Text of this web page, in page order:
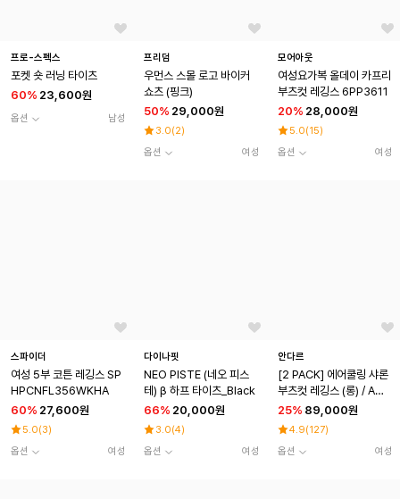
프로-스펙스
포켓 숏 러닝 타이츠
60% 23,600원
옵션 남성
프리덤
우먼스 스몰 로고 바이커
쇼츠 (핑크)
50% 29,000원
3.0(2)
옵션
여성
모어아웃
여성요가복 올데이 카프리
부츠컷 레깅스 6PP3611
20% 28,000원
5.0(15)
옵션
여성
스파이더
여성 5부 코튼 레깅스 SP
HPCNFL356WKHA
60% 27,600원
5.0(3)
옵션
여성
다이나핏
NEO PISTE (네오 피스
테) β 하프 타이츠_Black
66% 20,000원
3.0(4)
옵션
여성
안다르
[2 PACK] 에어쿨링 샤론
부츠컷 레깅스 (롱) / AMP
PT-07
25% 89,000원
4.9(127)
옵션
여성